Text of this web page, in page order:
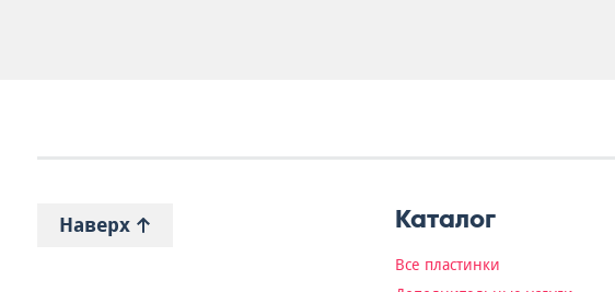
Наверх Каталог
Все пластинки